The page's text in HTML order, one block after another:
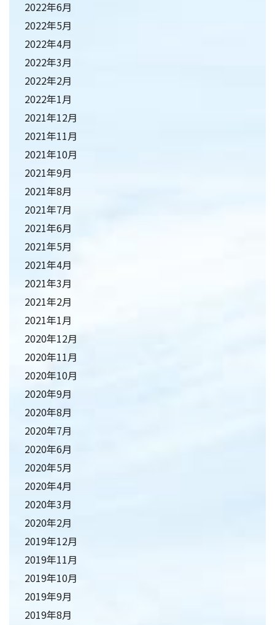
2022年6月
2022年5月
2022年4月
2022年3月
2022年2月
2022年1月
2021年12月
2021年11月
2021年10月
2021年9月
2021年8月
2021年7月
2021年6月
2021年5月
2021年4月
2021年3月
2021年2月
2021年1月
2020年12月
2020年11月
2020年10月
2020年9月
2020年8月
2020年7月
2020年6月
2020年5月
2020年4月
2020年3月
2020年2月
2019年12月
2019年11月
2019年10月
2019年9月
2019年8月